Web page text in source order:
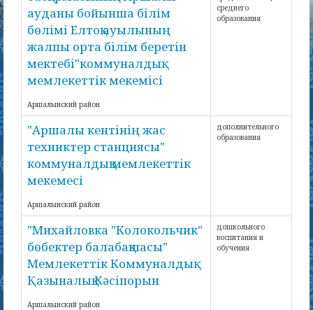
ауданы бойынша білім
бөлімі Елтоқ ауылының
жалпы орта білім беретін
мектебі"коммуналдық
мемлекеттік мекемісі
Аршалынский район
среднего
образования
"Аршалы кентінің жас
техниктер станциясы"
коммуналдық мемлекеттік
мекемесі
Аршалынский район
дополнительного
образования
"Михайловка "Колокольчик"
бөбектер балабақшасы"
Мемлекеттік Коммуналдық
Қазыналық Кәсіпорын
Аршалынский район
дошкольного
воспитания и
обучения